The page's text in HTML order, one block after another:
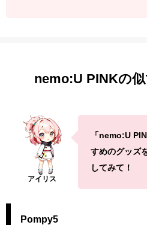
nemo:U PINKの
「nemo:U
すめのグッズ
してみて！
Pompy5